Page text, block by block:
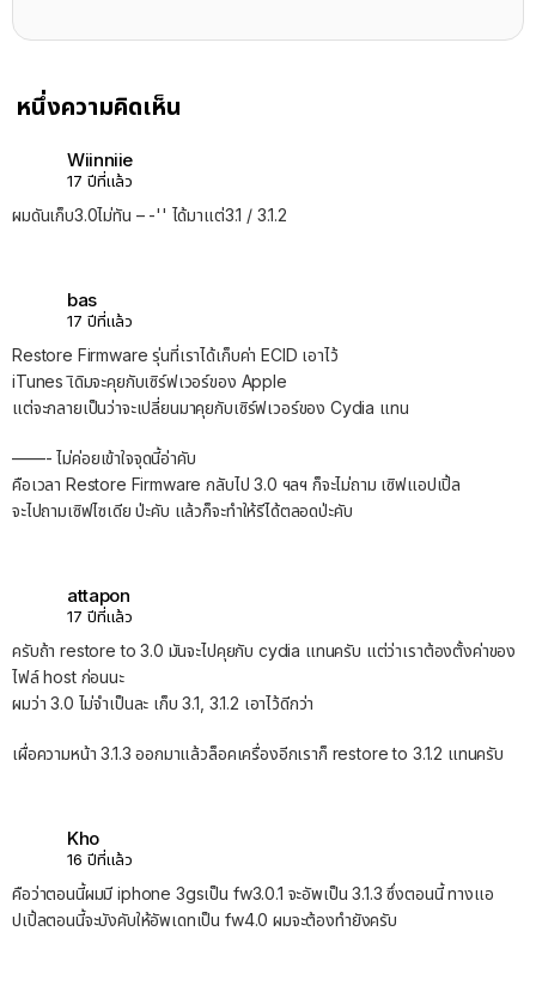
หนึ่งความคิดเห็น
Wiinniie
17 ปีที่แล้ว
ผมดันเก็บ3.0ไม่ทัน – -'' ได้มาแต่3.1 / 3.1.2
bas
17 ปีที่แล้ว
Restore Firmware รุ่นที่เราได้เก็บค่า ECID เอาไว้
iTunes เิดิมจะคุยกับเซิร์ฟเวอร์ของ Apple
แต่จะกลายเป็นว่าจะเปลี่ยนมาคุยกับเซิร์ฟเวอร์ของ Cydia แทน
——- ไม่ค่อยเข้าใจจุดนี้อ่าคับ
คือเวลา Restore Firmware กลับไป 3.0 ฯลฯ ก็จะไม่ถาม เซิฟแอปเปิ้ล
จะไปถามเซิฟไซเดีย ป่ะคับ แล้วก็จะทำให้รีได้ตลอดป่ะคับ
attapon
17 ปีที่แล้ว
ครับถ้า restore to 3.0 มันจะไปคุยกับ cydia แทนครับ แต่ว่าเราต้องตั้งค่าของ
ไฟล์ host ก่อนนะ
ผมว่า 3.0 ไม่จำเป็นละ เก็บ 3.1, 3.1.2 เอาไว้ดีกว่า
เผื่อความหน้า 3.1.3 ออกมาแล้วล็อคเครื่องอีกเราก็ restore to 3.1.2 แทนครับ
Kho
16 ปีที่แล้ว
คือว่าตอนนี้ผมมี iphone 3gsเป็น fw3.0.1 จะอัพเป็น 3.1.3 ซึ่งตอนนี้ ทางแอ
ปเปิ้ลตอนนี้จะบังคับให้อัพเดทเป็น fw4.0 ผมจะต้องทำยังครับ